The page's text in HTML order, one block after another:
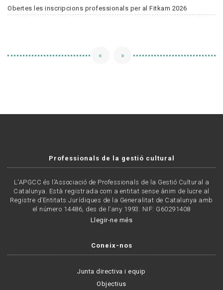
Obertes les inscripcions professionals per al Fitkam 2026
« »
Professionals de la gestió cultural
L'APGCC és l’Associació de Professionals de la Gestió Cultural a
Catalunya. Està registrada com a entitat sense ànim de lucre al
Registre d’Entitats Jurídiques de la Generalitat de Catalunya amb
el número 14486, des de l’any 1993. NIF: G60291408
Llegir-ne més
Coneix-nos
Junta directiva i equip
Objectius